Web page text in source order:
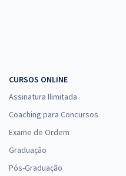
CURSOS ONLINE
Assinatura Ilimitada
Coaching para Concursos
Exame de Ordem
Graduação
Pós-Graduação